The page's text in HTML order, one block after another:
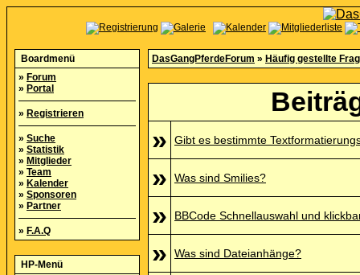
Boardmenü
» Forum
» Portal
» Registrieren
» Suche
» Statistik
» Mitglieder
» Team
» Kalender
» Sponsoren
» Partner
» F.A.Q
HP-Menü
DasGangPferdeForum » Häufig gestellte
»
Gibt es bestimmte
» Was sind Smilies?
» BBCode Schnellauswahl und
» Was sind Dateianhänge?